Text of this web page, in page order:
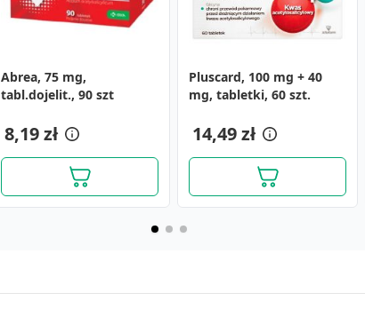
Abrea, 75 mg,
tabl.dojelit., 90 szt
8,19 zł
Pluscard, 100 mg + 40
mg, tabletki, 60 szt.
14,49 zł
Głóg, tabletki
powlekane, 30 szt.
14,59 zł
Neo-Cardiol, 124,8 mg,
tabletki powlekane, 30
25,49 zł
Nexon Pharma LipiRedox
K plus, kapsułki, 30 szt.